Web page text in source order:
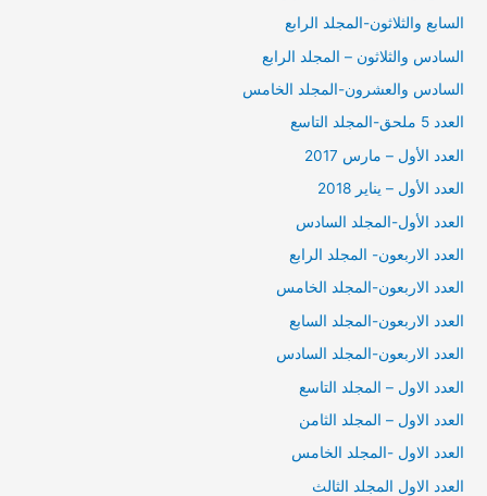
السابع والثلاثون-المجلد الرابع
السادس والثلاثون – المجلد الرابع
السادس والعشرون-المجلد الخامس
العدد 5 ملحق-المجلد التاسع
العدد الأول – مارس 2017
العدد الأول – يناير 2018
العدد الأول-المجلد السادس
العدد الاربعون- المجلد الرابع
العدد الاربعون-المجلد الخامس
العدد الاربعون-المجلد السابع
العدد الاربعون-المجلد السادس
العدد الاول – المجلد التاسع
العدد الاول – المجلد الثامن
العدد الاول -المجلد الخامس
العدد الاول المجلد الثالث